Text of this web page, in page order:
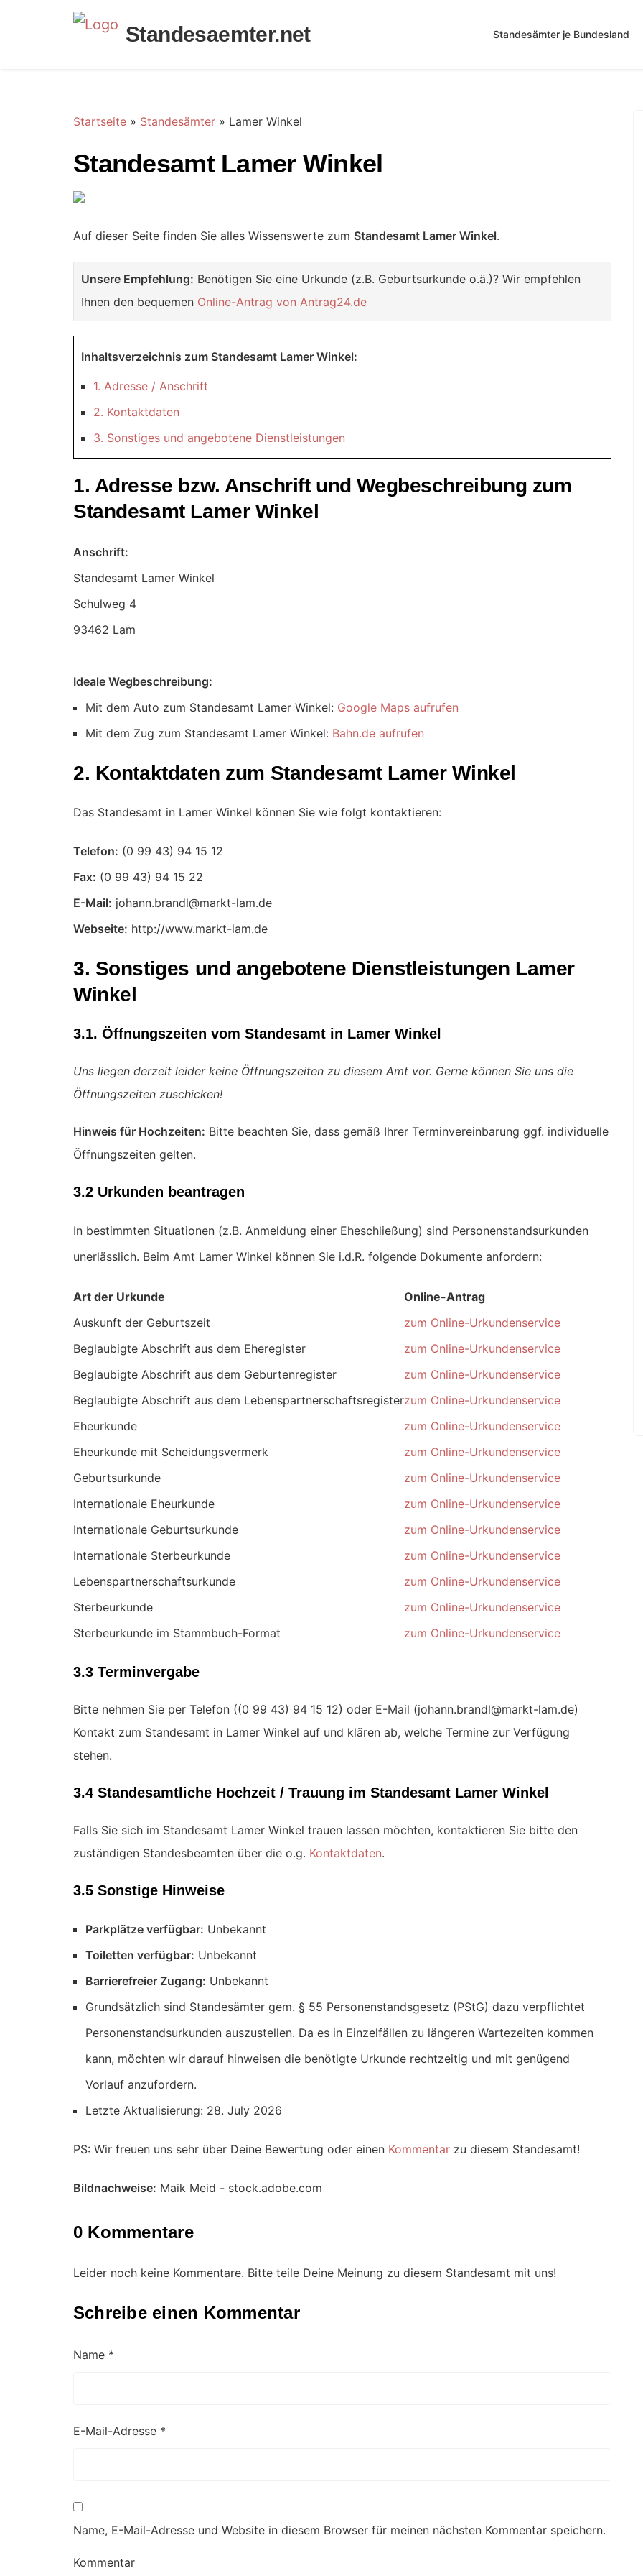
Standesaemter.net Standesämter je Bundesland
Startseite » Standesämter » Lamer Winkel
Standesamt Lamer Winkel
Auf dieser Seite finden Sie alles Wissenswerte zum Standesamt Lamer Winkel.
Unsere Empfehlung: Benötigen Sie eine Urkunde (z.B. Geburtsurkunde o.ä.)? Wir empfehlen
Ihnen den bequemen Online-Antrag von Antrag24.de
Inhaltsverzeichnis zum Standesamt Lamer Winkel:
1. Adresse / Anschrift
2. Kontaktdaten
3. Sonstiges und angebotene Dienstleistungen
1. Adresse bzw. Anschrift und Wegbeschreibung zum
Standesamt Lamer Winkel
Anschrift:
Standesamt Lamer Winkel
93462 Lam
Ideale Wegbeschreibung:
Mit dem Auto zum Standesamt Lamer Winkel: Google Maps aufrufen
Mit dem Zug zum Standesamt Lamer Winkel: Bahn.de aufrufen
2. Kontaktdaten zum Standesamt Lamer Winkel
Das Standesamt in Lamer Winkel können Sie wie folgt kontaktieren:
Telefon:
Fax:
E-Mail:
Webseite: http://www.markt-lam.de
3. Sonstiges und angebotene Dienstleistungen Lamer
Winkel
3.1. Öffnungszeiten vom Standesamt in Lamer Winkel
Uns liegen derzeit leider keine Öffnungszeiten zu diesem Amt vor. Gerne können Sie uns die
Öffnungszeiten zuschicken!
Hinweis für Hochzeiten: Bitte beachten Sie, dass gemäß Ihrer Terminvereinbarung ggf. individuelle
Öffnungszeiten gelten.
3.2 Urkunden beantragen
In bestimmten Situationen (z.B. Anmeldung einer Eheschließung) sind Personenstandsurkunden
unerlässlich. Beim Amt Lamer Winkel können Sie i.d.R. folgende Dokumente anfordern:
Art der Urkunde
Online-Antrag
Auskunft der Geburtszeit
zum Online-Urkundenservice
Beglaubigte Abschrift aus dem Eheregister
zum Online-Urkundenservice
Beglaubigte Abschrift aus dem Geburtenregister
zum Online-Urkundenservice
Beglaubigte Abschrift aus dem Lebenspartnerschaftsregisterzum Online-Urkundenservice
Eheurkunde
zum Online-Urkundenservice
Eheurkunde mit Scheidungsvermerk
zum Online-Urkundenservice
Geburtsurkunde
zum Online-Urkundenservice
Internationale Eheurkunde
zum Online-Urkundenservice
Internationale Geburtsurkunde
zum Online-Urkundenservice
Internationale Sterbeurkunde
zum Online-Urkundenservice
Lebenspartnerschaftsurkunde
zum Online-Urkundenservice
Sterbeurkunde
zum Online-Urkundenservice
Sterbeurkunde im Stammbuch-Format
zum Online-Urkundenservice
3.3 Terminvergabe
Bitte nehmen Sie per Telefon ( ) oder E-Mail (
)
Kontakt zum Standesamt in Lamer Winkel auf und klären ab, welche Termine zur Verfügung
stehen.
3.4 Standesamtliche Hochzeit / Trauung im Standesamt Lamer Winkel
Falls Sie sich im Standesamt Lamer Winkel trauen lassen möchten, kontaktieren Sie bitte den
zuständigen Standesbeamten über die o.g. Kontaktdaten.
3.5 Sonstige Hinweise
Parkplätze verfügbar: Unbekannt
Toiletten verfügbar: Unbekannt
Barrierefreier Zugang: Unbekannt
Grundsätzlich sind Standesämter gem. § 55 Personenstandsgesetz (PStG) dazu verpflichtet
Personenstandsurkunden auszustellen. Da es in Einzelfällen zu längeren Wartezeiten kommen
kann, möchten wir darauf hinweisen die benötigte Urkunde rechtzeitig und mit genügend
Vorlauf anzufordern.
Letzte Aktualisierung: 28. July 2026
PS: Wir freuen uns sehr über Deine Bewertung oder einen Kommentar zu diesem Standesamt!
Bildnachweise: Maik Meid - stock.adobe.com
0 Kommentare
Leider noch keine Kommentare. Bitte teile Deine Meinung zu diesem Standesamt mit uns!
Schreibe einen Kommentar
Name *
E-Mail-Adresse *
Name, E-Mail-Adresse und Website in diesem Browser für meinen nächsten Kommentar speichern.
Kommentar